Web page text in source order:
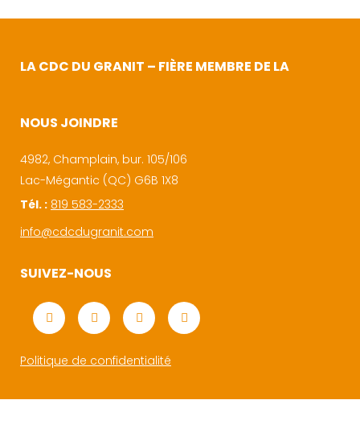
LA CDC DU GRANIT – FIÈRE MEMBRE DE LA
NOUS JOINDRE
4982, Champlain, bur. 105/106
Lac-Mégantic (QC) G6B 1X8
Tél. : 819 583-2333
info@cdcdugranit.com
SUIVEZ-NOUS
Politique de confidentialité